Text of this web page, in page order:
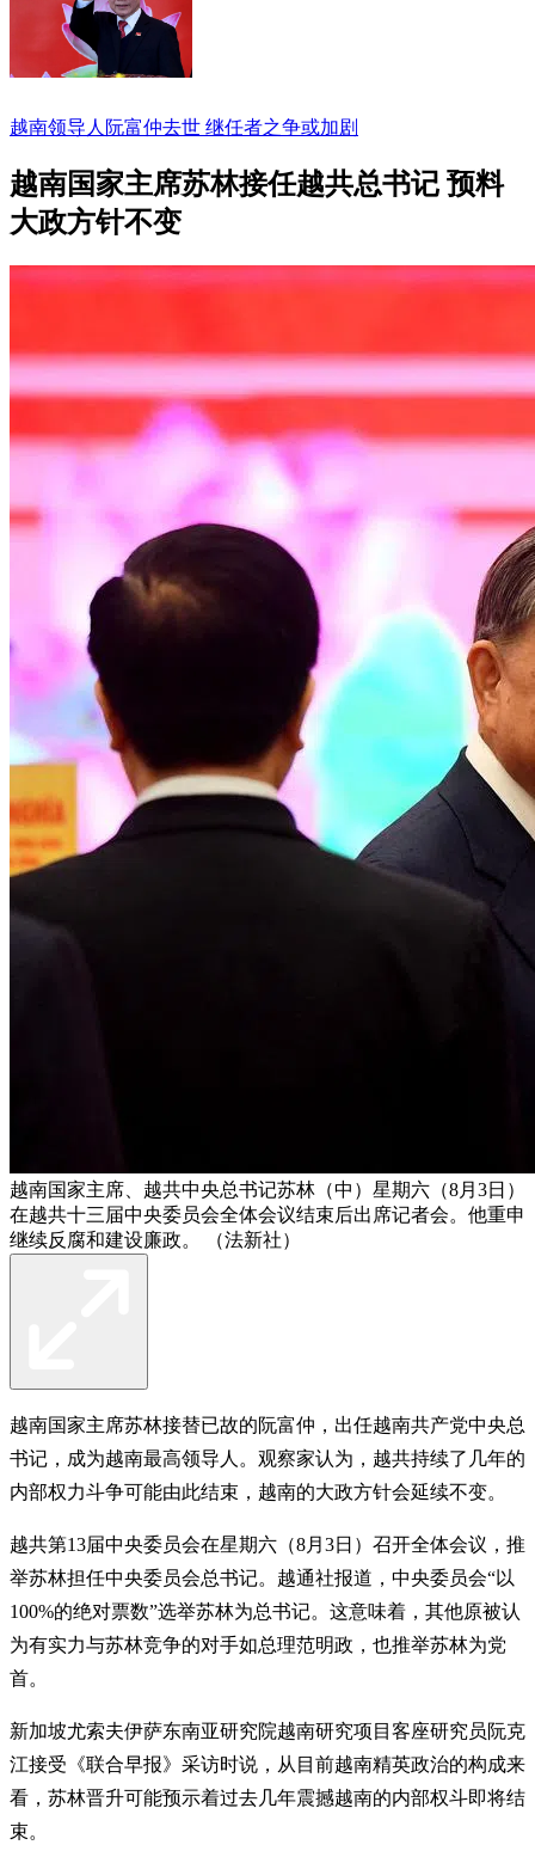
越南领导人阮富仲去世 继任者之争或加剧
越南国家主席苏林接任越共总书记 预料
大政方针不变
越南国家主席、越共中央总书记苏林（中）星期六（8月3日）
在越共十三届中央委员会全体会议结束后出席记者会。他重申
继续反腐和建设廉政。 （法新社）
越南国家主席苏林接替已故的阮富仲，出任越南共产党中央总
书记，成为越南最高领导人。观察家认为，越共持续了几年的
内部权力斗争可能由此结束，越南的大政方针会延续不变。
越共第13届中央委员会在星期六（8月3日）召开全体会议，推
举苏林担任中央委员会总书记。越通社报道，中央委员会“以
100%的绝对票数”选举苏林为总书记。这意味着，其他原被认
为有实力与苏林竞争的对手如总理范明政，也推举苏林为党
首。
新加坡尤索夫伊萨东南亚研究院越南研究项目客座研究员阮克
江接受《联合早报》采访时说，从目前越南精英政治的构成来
看，苏林晋升可能预示着过去几年震撼越南的内部权斗即将结
束。